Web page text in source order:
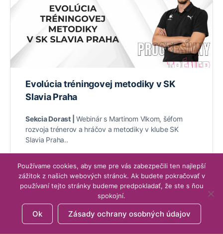
Evolúcia tréningovej metodiky v SK
Slavia Praha
Sekcia Dorast |
Webinár s Martinom Vlkom, šéfom
rozvoja trénerov a hráčov a metodiky v klube SK
Slavia Praha..
Load More
Používame cookies, aby sme pre vás zabezpečili ten najlepší
zážitok z našich webových stránok. Ak budete pokračovať v
používaní tejto stránky budeme predpokladať, že ste s ňou
spokojní.
Ok Zásady ochrany osobných údajov